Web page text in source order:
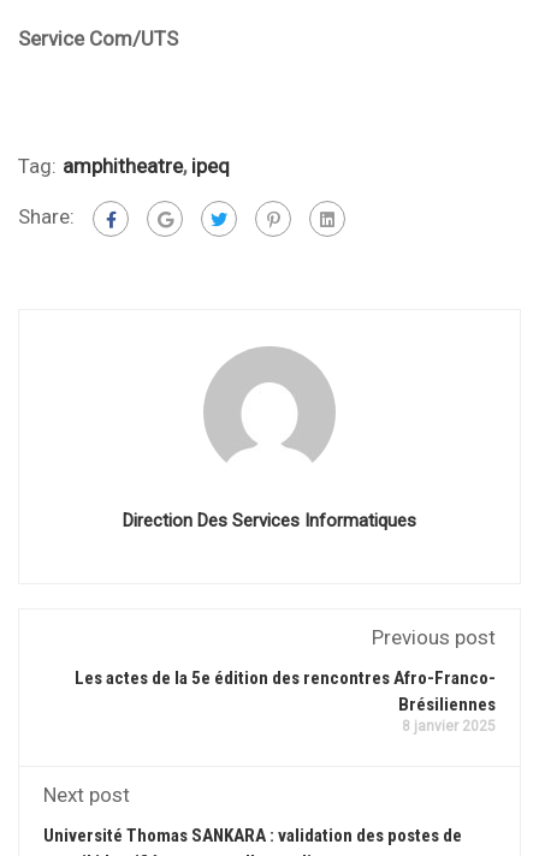
Service Com/UTS
Tag: amphitheatre, ipeq
Share:
Direction Des Services Informatiques
Previous post
Les actes de la 5e édition des rencontres Afro-Franco-
Brésiliennes
8 janvier 2025
Next post
Université Thomas SANKARA : validation des postes de